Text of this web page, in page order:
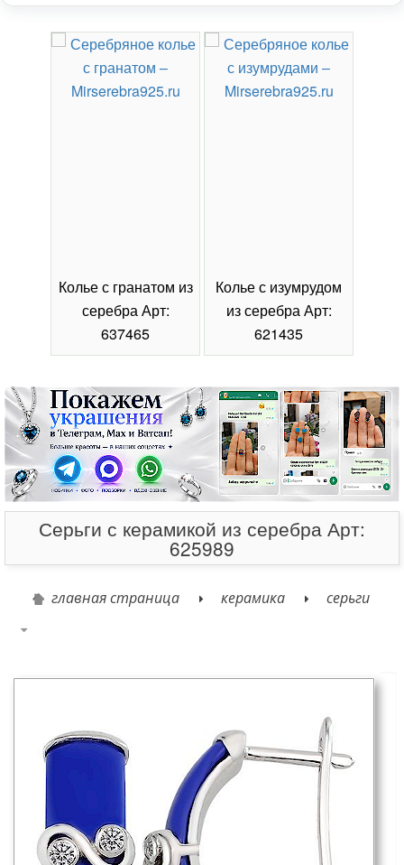
Колье с гранатом из
серебра Арт:
637465
Колье с изумрудом
из серебра Арт:
621435
Серьги с керамикой из серебра Арт:
625989
главная страница керамика серьги